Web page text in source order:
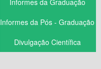
Informes da Graduação
Informes da Pós - Graduação
Divulgação Científica